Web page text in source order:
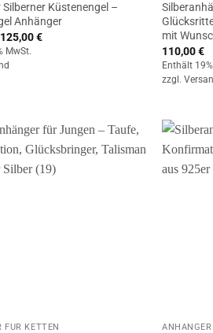
Silberner Küstenengel –
Anhänger
125,00€Preisspanne:
MwSt.
mit
110,00€
Enthält
zzgl.
FÜR KETTEN